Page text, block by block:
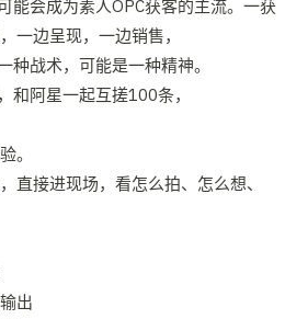
一边‮务服‬‎，一‮交边‬付，一边呈现，一边销售，
日更100条，‮其它‬实不仅是一种战术，可能是‮种一‬精神。
，‮再我‬次尝‮一试‬下，和阿星一起互搓100条，
。
直接进现场，看怎么拍、怎么想、
出